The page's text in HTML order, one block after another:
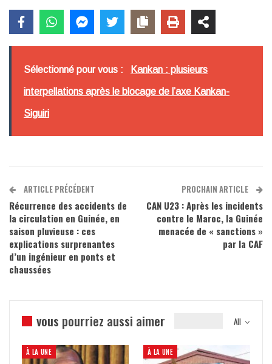
Sélectionné pour vous : Kankan : plusieurs
interpellations après le blocage de l’axe Kankan-
Siguiri
ARTICLE PRÉCÉDENT
Récurrence des accidents de
la circulation en Guinée, en
saison pluvieuse : ces
explications surprenantes
d’un ingénieur en ponts et
chaussées
PROCHAIN ARTICLE
CAN U23 : Après les incidents
contre le Maroc, la Guinée
menacée de « sanctions »
par la CAF
All
vous pourriez aussi aimer
À LA UNE À LA UNE